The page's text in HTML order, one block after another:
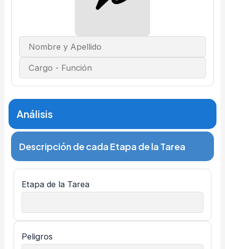
Análisis
Descripción de cada Etapa de la Tarea
Etapa de la Tarea
Peligros